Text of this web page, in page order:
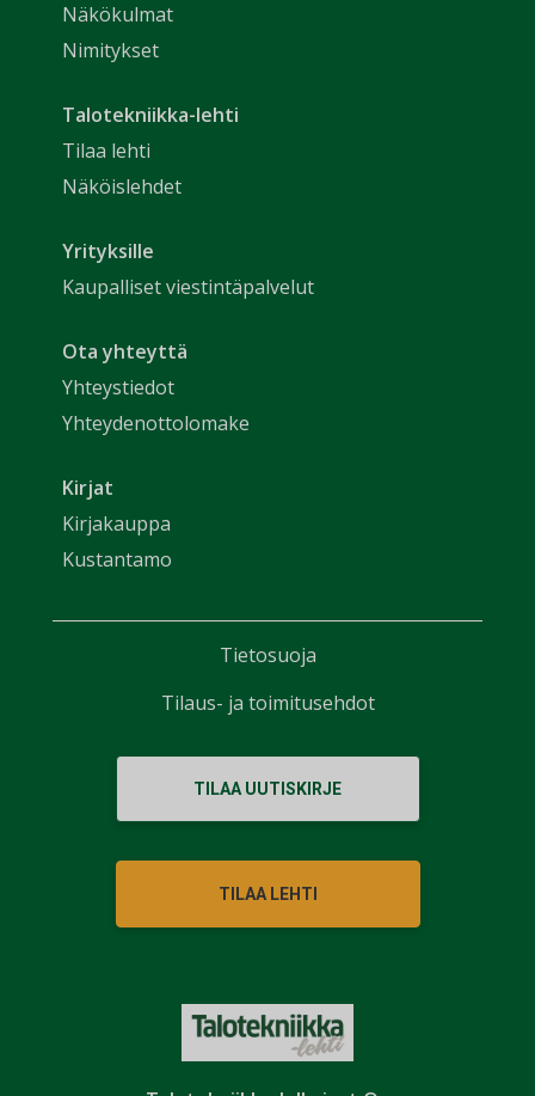
Näkökulmat
Nimitykset
Talotekniikka-lehti
Tilaa lehti
Näköislehdet
Yrityksille
Kaupalliset viestintäpalvelut
Ota yhteyttä
Yhteystiedot
Yhteydenottolomake
Kirjat
Kirjakauppa
Kustantamo
TILAA UUTISKIRJE
TILAA LEHTI
Tietosuoja
Tilaus- ja toimitusehdot